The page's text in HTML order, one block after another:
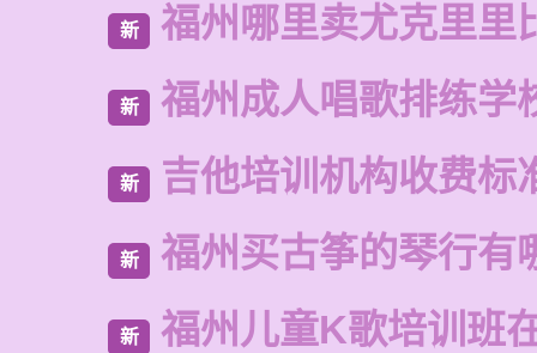
新 福州哪里卖尤克里里
新 福州成人唱歌排练学
新 吉他培训机构收费标
新 福州买古筝的琴行有
新 福州儿童K歌培训班